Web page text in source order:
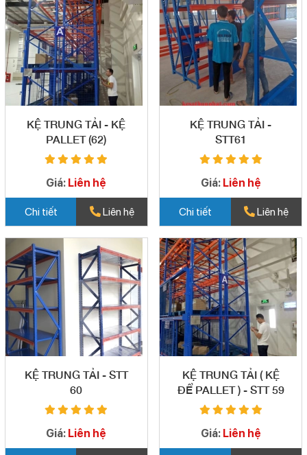
KỆ TRUNG TẢI - KỆ
PALLET (62)
Giá: Liên hệ
Chi tiết Liên hệ
KỆ TRUNG TẢI -
STT61
Giá: Liên hệ
Chi tiết Liên hệ
KỆ TRUNG TẢI - STT
60
Giá: Liên hệ
KỆ TRUNG TẢI ( KỆ
ĐỂ PALLET ) - STT 59
Giá: Liên hệ